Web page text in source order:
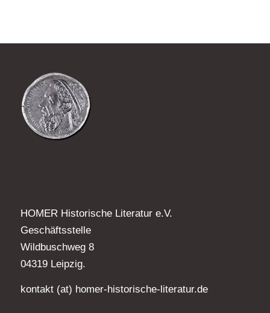
HOMER Historische Literatur e.V.
Geschäftsstelle
Wildbuschweg 8
04319 Leipzig.
kontakt (at) homer-historische-literatur.de